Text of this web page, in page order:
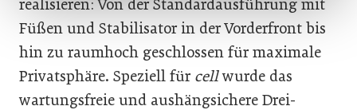
realisieren: Von der Standardausführung mit
Füßen und Stabilisator in der Vorderfront bis
hin zu raumhoch geschlossen für maximale
Privatsphäre. Speziell für cellwurde das
wartungsfreie und aushängsichere Drei-